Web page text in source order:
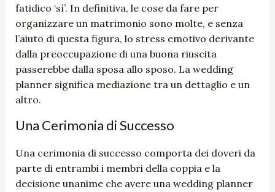
fatidico ‘sì’. In definitiva, le cose da fare per
organizzare un matrimonio sono molte, e senza
l’aiuto di questa figura, lo stress emotivo derivante
dalla preoccupazione di una buona riuscita
passerebbe dalla sposa allo sposo. La wedding
planner significa mediazione tra un dettaglio e un
altro.
Una Cerimonia di Successo
Una cerimonia di successo comporta dei doveri da
parte di entrambi i membri della coppia e la
decisione unanime che avere una wedding planner